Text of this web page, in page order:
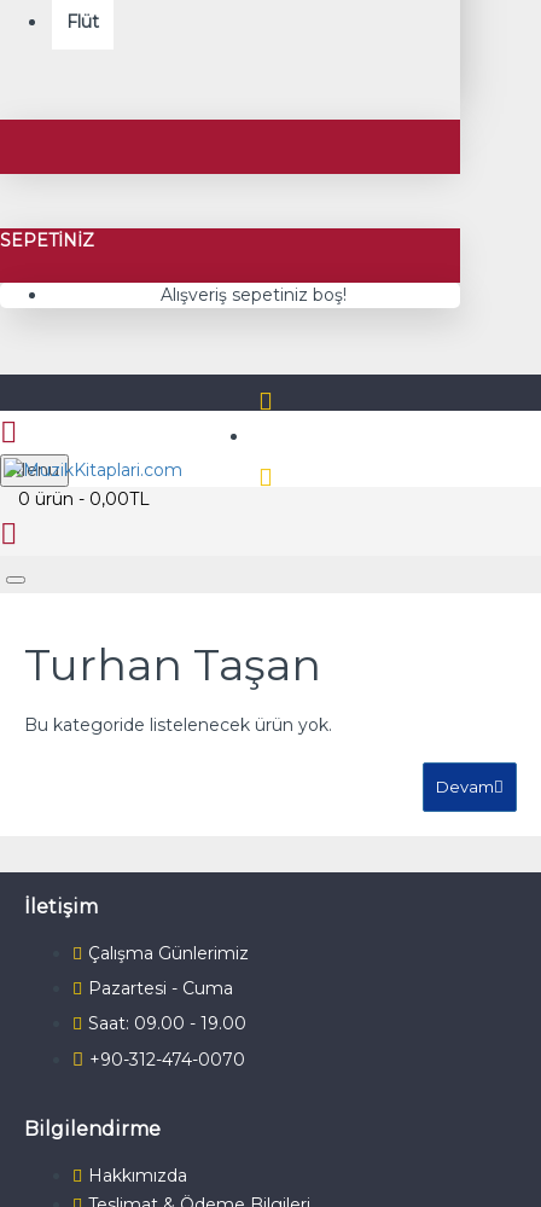
Flüt
SEPETINIZ
Alışveriş sepetiniz boş!
Menu
0 ürün - 0,00TL
Turhan Taşan
Bu kategoride listelenecek ürün yok.
Devam
İletişim
Çalışma Günlerimiz
Pazartesi - Cuma
Saat: 09.00 - 19.00
+90-312-474-0070
Bilgilendirme
Hakkımızda